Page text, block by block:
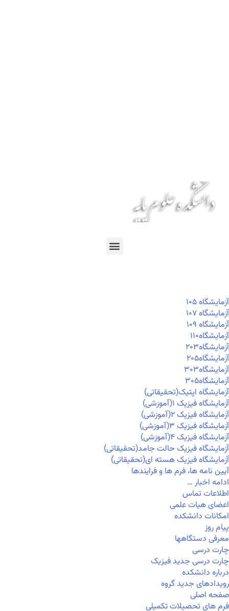
آزمايشگاه ۱۰۵
آزمايشگاه ۱۰۷
آزمايشگاه ۱۰۹
آزمايشگاه۱۱۰
آزمايشگاه۲۰۳
آزمايشگاه۲۰۵
آزمايشگاه۳۰۳
آزمايشگاه۳۰۵
آزمایشگاه اپتیک(تحقیقاتی)
آزمایشگاه فیزیک ۱(آموزشی)
آزمایشگاه فیزیک ۲(آموزشی)
آزمایشگاه فیزیک ۳(آموزشی)
آزمایشگاه فیزیک ۴(آموزشی)
آزمایشگاه فیزیک حالت جامد(تحقیقاتی)
آزمایشگاه فیزیک هسته ای(تحقیقاتی)
آیین نامه ها، فرم ها و فرایندها
ادامه اخبار …
اطلاعات تماس
اعضای هیات علمی
امکانات دانشکده
پیام روز
معرفی دستگاهها
چارت درسی
چارت درسی جدید فیزیک
درباره دانشکده
رویدادهای جدید گروه
صفحه اصلی
فرم های تحصیلات تکمیلی